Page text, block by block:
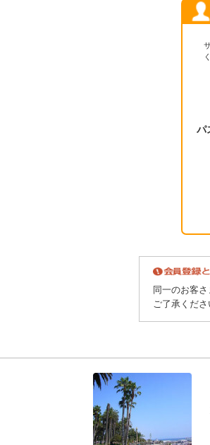
パ
同一のお客
ご了承くださ